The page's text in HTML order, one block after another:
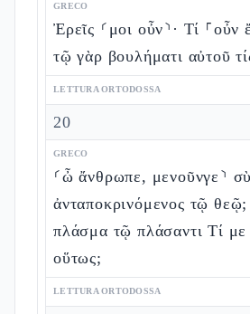
GRECO
Ἐρεῖς ⸂μοι οὖν⸃· Τί ⸀οὖν
τῷ γὰρ βουλήματι αὐτοῦ
LETTURA ORTODOSSA
20
GRECO
⸂ὦ ἄνθρωπε, μενοῦνγε⸃ σὺ
ἀνταποκρινόμενος τῷ
πλάσμα τῷ πλάσαντι Τί με
οὕτως;
LETTURA ORTODOSSA